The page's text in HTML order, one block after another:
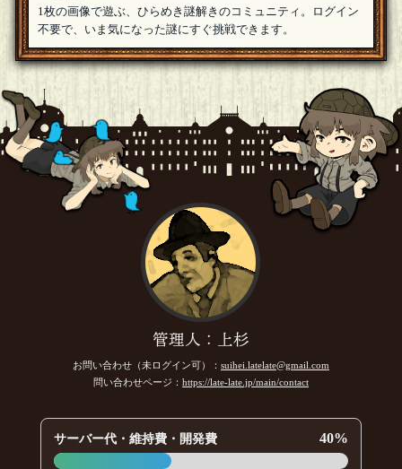
1枚の画像で遊ぶ、ひらめき謎解きのコミュニティ。ログイン
不要で、いま気になった謎にすぐ挑戦できます。
管理人：上杉
お問い合わせ（未ログイン可）： suihei.latelate@gmail.com
問い合わせページ： https://late-late.jp/main/contact
サーバー代・維持費・開発費 40%